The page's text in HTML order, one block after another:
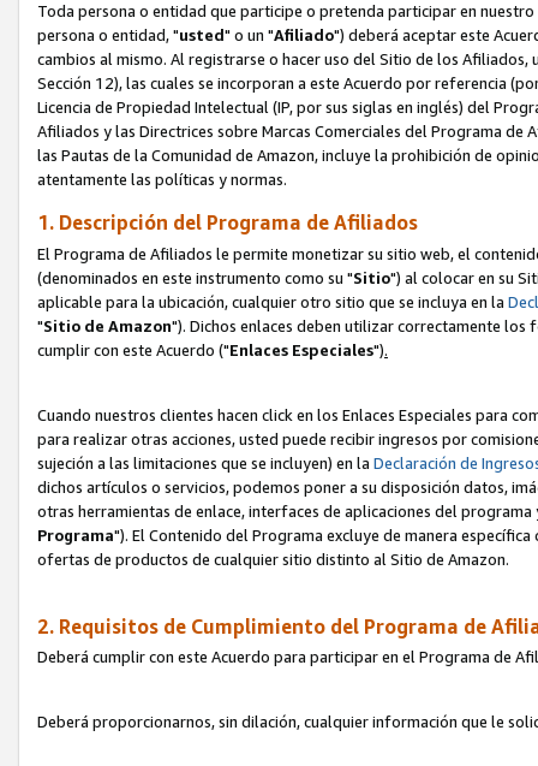
Toda persona o entidad que participe o pretenda participar en
persona o entidad, "usted" o un "Afiliado") deberá aceptar este
cambios al mismo. Al registrarse o hacer uso del Sitio de los
Sección 12), las cuales se incorporan a este Acuerdo por referencia
Licencia de Propiedad Intelectual (IP, por sus siglas en inglés) del
Afiliados y las Directrices sobre Marcas Comerciales del Programa
las Pautas de la Comunidad de Amazon, incluye la prohibición de
atentamente las políticas y normas.
1. Descripción del Programa de Afiliados
El Programa de Afiliados le permite monetizar su sitio web, el
(denominados en este instrumento como su "Sitio") al colocar en su
aplicable para la ubicación, cualquier otro sitio que se incluya en la
"Sitio de Amazon"). Dichos enlaces deben utilizar correctamente los
cumplir con este Acuerdo ("Enlaces Especiales").
Cuando nuestros clientes hacen click en los Enlaces Especiales para
para realizar otras acciones, usted puede recibir ingresos por
sujeción a las limitaciones que se incluyen) en la Declaración de
dichos artículos o servicios, podemos poner a su disposición datos,
otras herramientas de enlace, interfaces de aplicaciones del
Programa"). El Contenido del Programa excluye de manera
ofertas de productos de cualquier sitio distinto al Sitio de Amazon.
2. Requisitos de Cumplimiento del Programa de
Deberá cumplir con este Acuerdo para participar en el Programa de
Deberá proporcionarnos, sin dilación, cualquier información que le